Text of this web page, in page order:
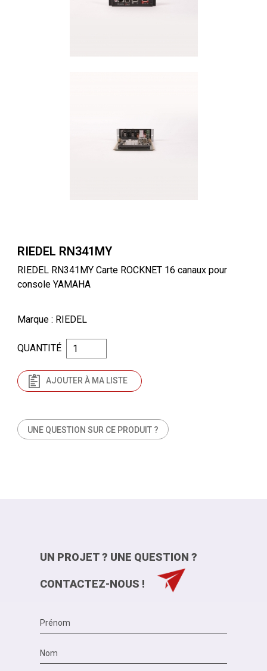
RIEDEL RN341MY
RIEDEL RN341MY Carte ROCKNET 16 canaux pour
console YAMAHA
Marque : RIEDEL
UNE QUESTION SUR CE PRODUIT ?
QUANTITÉ
AJOUTER À MA LISTE
UN PROJET ? UNE QUESTION ?
CONTACTEZ-NOUS !